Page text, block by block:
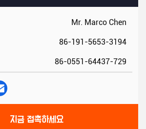
Mr. Marco Chen
86-191-5653-3194
86-0551-64437-729
지금 접촉하세요